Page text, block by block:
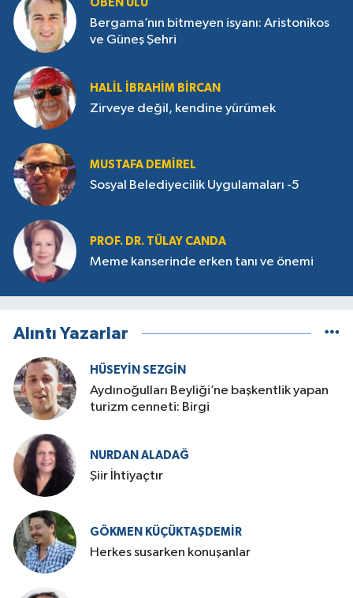
OBEN ULU
Bergama’nın bitmeyen isyanı: Aristonikos
ve Güneş Şehri
HALIL İBRAHIM BIRCAN
Zirveye değil, kendine yürümek
MUSTAFA DEMIREL
Sosyal Belediyecilik Uygulamaları -5
PROF. DR. TÜLAY CANDA
Meme kanserinde erken tanı ve önemi
Alıntı Yazarlar
HÜSEYIN SEZGIN
Aydınoğulları Beyliği’ne başkentlik yapan
turizm cenneti: Birgi
NURDAN ALADAĞ
Şiir İhtiyaçtır
GÖKMEN KÜÇÜKTAŞDEMIR
Herkes susarken konuşanlar